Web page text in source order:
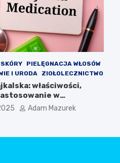
PIELĘGNACJA WŁOSÓW
I URODA ZIOŁOLECZNICTWO
właściwości,
w
Adam Mazurek